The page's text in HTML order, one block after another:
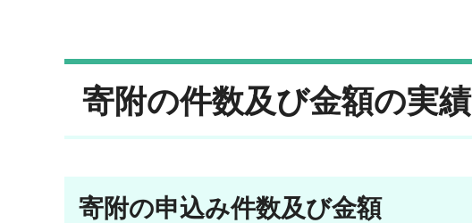
寄附の件数及び金額の実績
寄附の申込み件数及び金額